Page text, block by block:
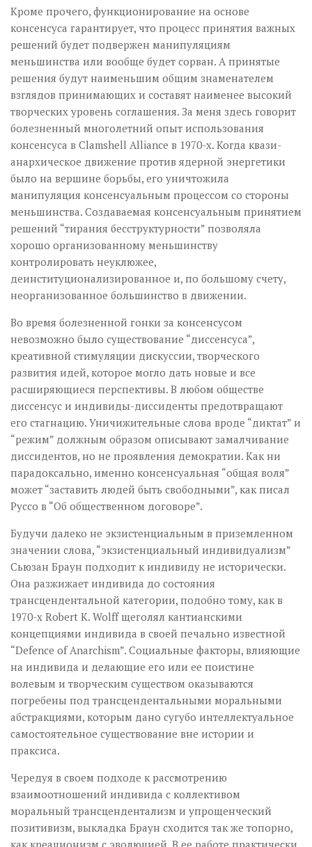
Кроме прочего, функционирование на основе
консенсуса гарантирует, что процесс принятия важных
решений будет подвержен манипуляциям
меньшинства или вообще будет сорван. А принятые
решения будут наименьшим общим знаменателем
взглядов принимающих и составят наименее высокий
творческих уровень соглашения. За меня здесь говорит
болезненный многолетний опыт использования
консенсуса в Clamshell Alliance в 1970-х. Когда квази-
анархическое движение против ядерной энергетики
было на вершине борьбы, его уничтожила
манипуляция консенсуальным процессом со стороны
меньшинства. Создаваемая консенсуальным принятием
решений “тирания бесструктурности” позволяла
хорошо организованному меньшинству
контролировать неуклюжее,
деинституционализированное и, по большому счету,
неорганизованное большинство в движении.
Во время болезненной гонки за консенсусом
невозможно было существование “диссенсуса”,
креативной стимуляции дискуссии, творческого
развития идей, которое могло дать новые и все
расширяющиеся перспективы. В любом обществе
диссенсус и индивиды-диссиденты предотвращают
его стагнацию. Уничижительные слова вроде “диктат” и
“режим” должным образом описывают замалчивание
диссидентов, но не проявления демократии. Как ни
парадоксально, именно консенсуальная “общая воля”
может “заставить людей быть свободными”, как писал
Руссо в “Об общественном договоре”.
Будучи далеко не экзистенциальным в приземленном
значении слова, “экзистенциальный индивидуализм”
Сьюзан Браун подходит к индивиду не исторически.
Она разжижает индивида до состояния
трансцендентальной категории, подобно тому, как в
1970-х Robert K. Wolff щеголял кантианскими
концепциями индивида в своей печально известной
“Defence of Anarchism”. Социальные факторы, влияющие
на индивида и делающие его или ее поистине
волевым и творческим существом оказываются
погребены под трансцендентальными моральными
абстракциями, которым дано сугубо интеллектуальное
самостоятельное существование вне истории и
праксиса.
Чередуя в своем подходе к рассмотрению
взаимоотношений индивида с коллективом
моральный трансцендентализм и упрощенческий
позитивизм, выкладка Браун сходится так же топорно,
как креационизм с эволюцией. В ее работе практически